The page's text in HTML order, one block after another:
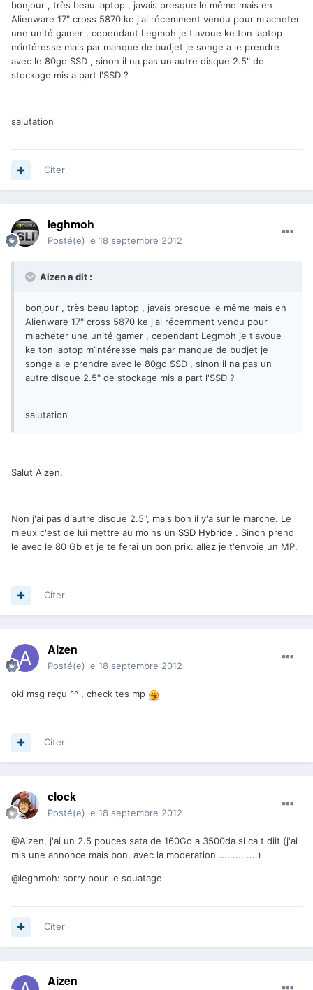
bonjour , très beau laptop , javais presque le même mais en
Alienware 17" cross 5870 ke j'ai récemment vendu pour m'acheter
une unité gamer , cependant Legmoh je t'avoue ke ton laptop
m’intéresse mais par manque de budjet je songe a le prendre
avec le 80go SSD , sinon il na pas un autre disque 2.5" de
stockage mis a part l'SSD ?
salutation
Citer
leghmoh
Posté(e) le 18 septembre 2012
Aizen a dit :
bonjour , très beau laptop , javais presque le même mais en
Alienware 17" cross 5870 ke j'ai récemment vendu pour
m'acheter une unité gamer , cependant Legmoh je t'avoue
ke ton laptop m’intéresse mais par manque de budjet je
songe a le prendre avec le 80go SSD , sinon il na pas un
autre disque 2.5" de stockage mis a part l'SSD ?
salutation
Salut Aizen,
Non j'ai pas d'autre disque 2.5", mais bon il y'a sur le marche. Le
mieux c'est de lui mettre au moins un SSD Hybride . Sinon prend
le avec le 80 Gb et je te ferai un bon prix. allez je t'envoie un MP.
Citer
Aizen
Posté(e) le 18 septembre 2012
oki msg reçu ^^ , check tes mp
Citer
clock
Posté(e) le 18 septembre 2012
@Aizen, j'ai un 2.5 pouces sata de 160Go a 3500da si ca t diit (j'ai
mis une annonce mais bon, avec la moderation ..............)
@leghmoh: sorry pour le squatage
Citer
Aizen